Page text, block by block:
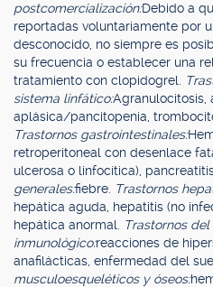
postcomercialización:Debido a
reportadas voluntariamente por
desconocido, no siempre es
su frecuencia o establecer una
tratamiento con clopidogrel.
sistema linfático:Agranulocitosis,
aplásica/pancitopenia,
Trastornos gastrointestinales:
retroperitoneal con desenlace
ulcerosa o linfocítica),
generales:fiebre. Trastornos
hepática aguda, hepatitis (no
hepática anormal.
Trastornos
inmunológico:reacciones de
anafilácticas, enfermedad del
musculoesqueléticos y óseos: